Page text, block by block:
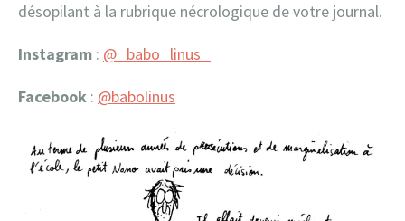
désopilant à la rubrique nécrologique de votre journal.
Instagram : @_babo_linus_
Facebook : @babolinus